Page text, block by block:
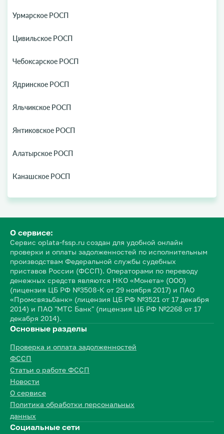
Урмарское РОСП
Цивильское РОСП
Чебоксарское РОСП
Ядринское РОСП
Яльчикское РОСП
Янтиковское РОСП
Алатырское РОСП
Канашское РОСП
О сервисе:
Сервис oplata-fssp.ru создан для удобной онлайн
проверки и оплаты задолженностей по исполнительным
производствам Федеральной службы судебных
приставов России (ФССП). Операторами по переводу
денежных средств являются НКО «Монета» (ООО)
(лицензия ЦБ РФ №3508-К от 29 ноября 2017) и ПАО
«Промсвязьбанк» (лицензия ЦБ РФ №3521 от 17 декабря
2014) и ПАО "МТС Банк" (лицензия ЦБ РФ №2268 от 17
декабря 2014).
Основные разделы
Проверка и оплата задолженностей
ФССП
Статьи о работе ФССП
Новости
О сервисе
Политика обработки персональных
данных
Социальные сети